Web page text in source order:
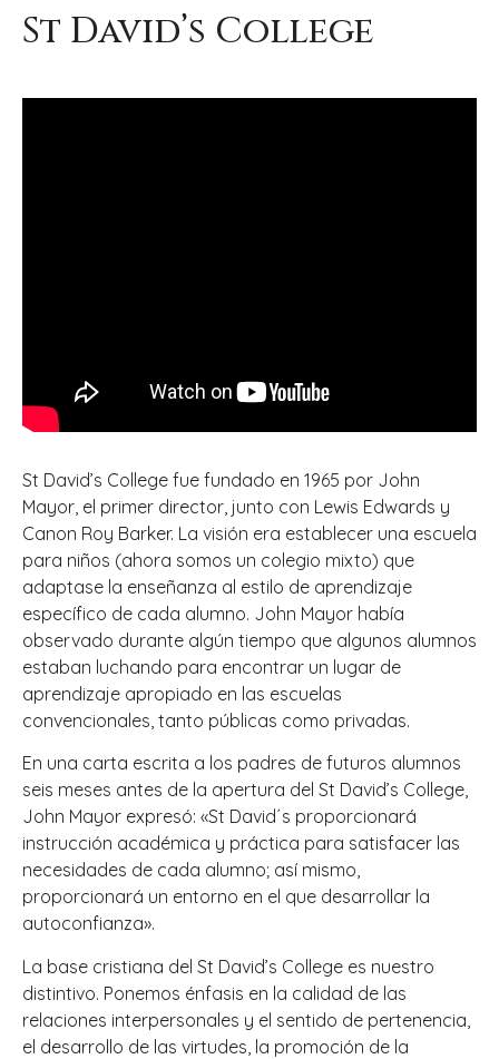
St David’s College
St David’s College fue fundado en 1965 por John
Mayor, el primer director, junto con Lewis Edwards y
Canon Roy Barker. La visión era establecer una escuela
para niños (ahora somos un colegio mixto) que
adaptase la enseñanza al estilo de aprendizaje
específico de cada alumno. John Mayor había
observado durante algún tiempo que algunos alumnos
estaban luchando para encontrar un lugar de
aprendizaje apropiado en las escuelas
convencionales, tanto públicas como privadas.
En una carta escrita a los padres de futuros alumnos
seis meses antes de la apertura del St David’s College,
John Mayor expresó: «St David´s proporcionará
instrucción académica y práctica para satisfacer las
necesidades de cada alumno; así mismo,
proporcionará un entorno en el que desarrollar la
autoconfianza».
La base cristiana del St David’s College es nuestro
distintivo. Ponemos énfasis en la calidad de las
relaciones interpersonales y el sentido de pertenencia,
el desarrollo de las virtudes, la promoción de la